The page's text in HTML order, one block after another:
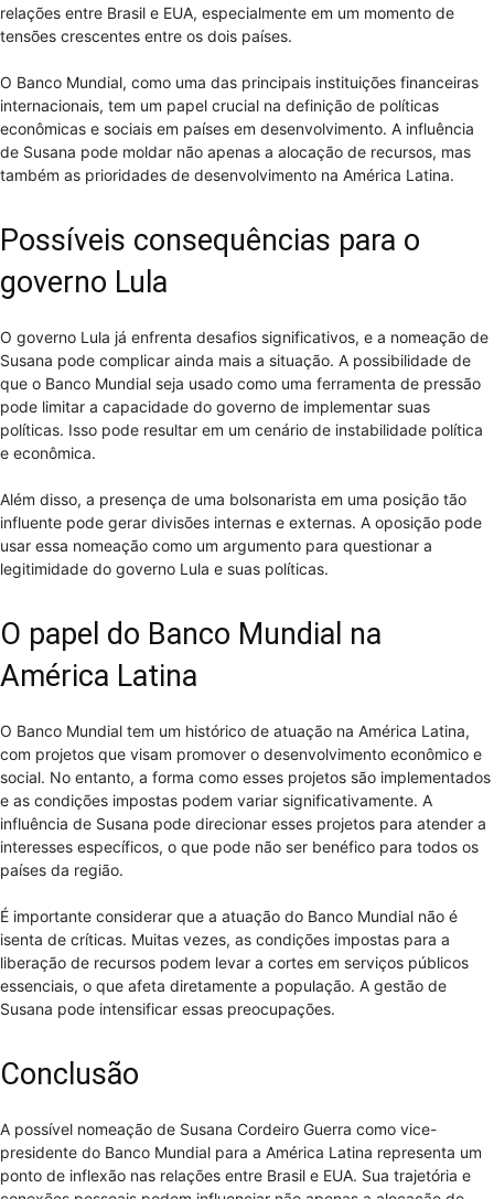
relações entre Brasil e EUA, especialmente em um momento de
tensões crescentes entre os dois países.
O Banco Mundial, como uma das principais instituições financeiras
internacionais, tem um papel crucial na definição de políticas
econômicas e sociais em países em desenvolvimento. A influência
de Susana pode moldar não apenas a alocação de recursos, mas
também as prioridades de desenvolvimento na América Latina.
Possíveis consequências para o
governo Lula
O governo Lula já enfrenta desafios significativos, e a nomeação de
Susana pode complicar ainda mais a situação. A possibilidade de
que o Banco Mundial seja usado como uma ferramenta de pressão
pode limitar a capacidade do governo de implementar suas
políticas. Isso pode resultar em um cenário de instabilidade política
e econômica.
Além disso, a presença de uma bolsonarista em uma posição tão
influente pode gerar divisões internas e externas. A oposição pode
usar essa nomeação como um argumento para questionar a
legitimidade do governo Lula e suas políticas.
O papel do Banco Mundial na
América Latina
O Banco Mundial tem um histórico de atuação na América Latina,
com projetos que visam promover o desenvolvimento econômico e
social. No entanto, a forma como esses projetos são implementados
e as condições impostas podem variar significativamente. A
influência de Susana pode direcionar esses projetos para atender a
interesses específicos, o que pode não ser benéfico para todos os
países da região.
É importante considerar que a atuação do Banco Mundial não é
isenta de críticas. Muitas vezes, as condições impostas para a
liberação de recursos podem levar a cortes em serviços públicos
essenciais, o que afeta diretamente a população. A gestão de
Susana pode intensificar essas preocupações.
Conclusão
A possível nomeação de Susana Cordeiro Guerra como vice-
presidente do Banco Mundial para a América Latina representa um
ponto de inflexão nas relações entre Brasil e EUA. Sua trajetória e